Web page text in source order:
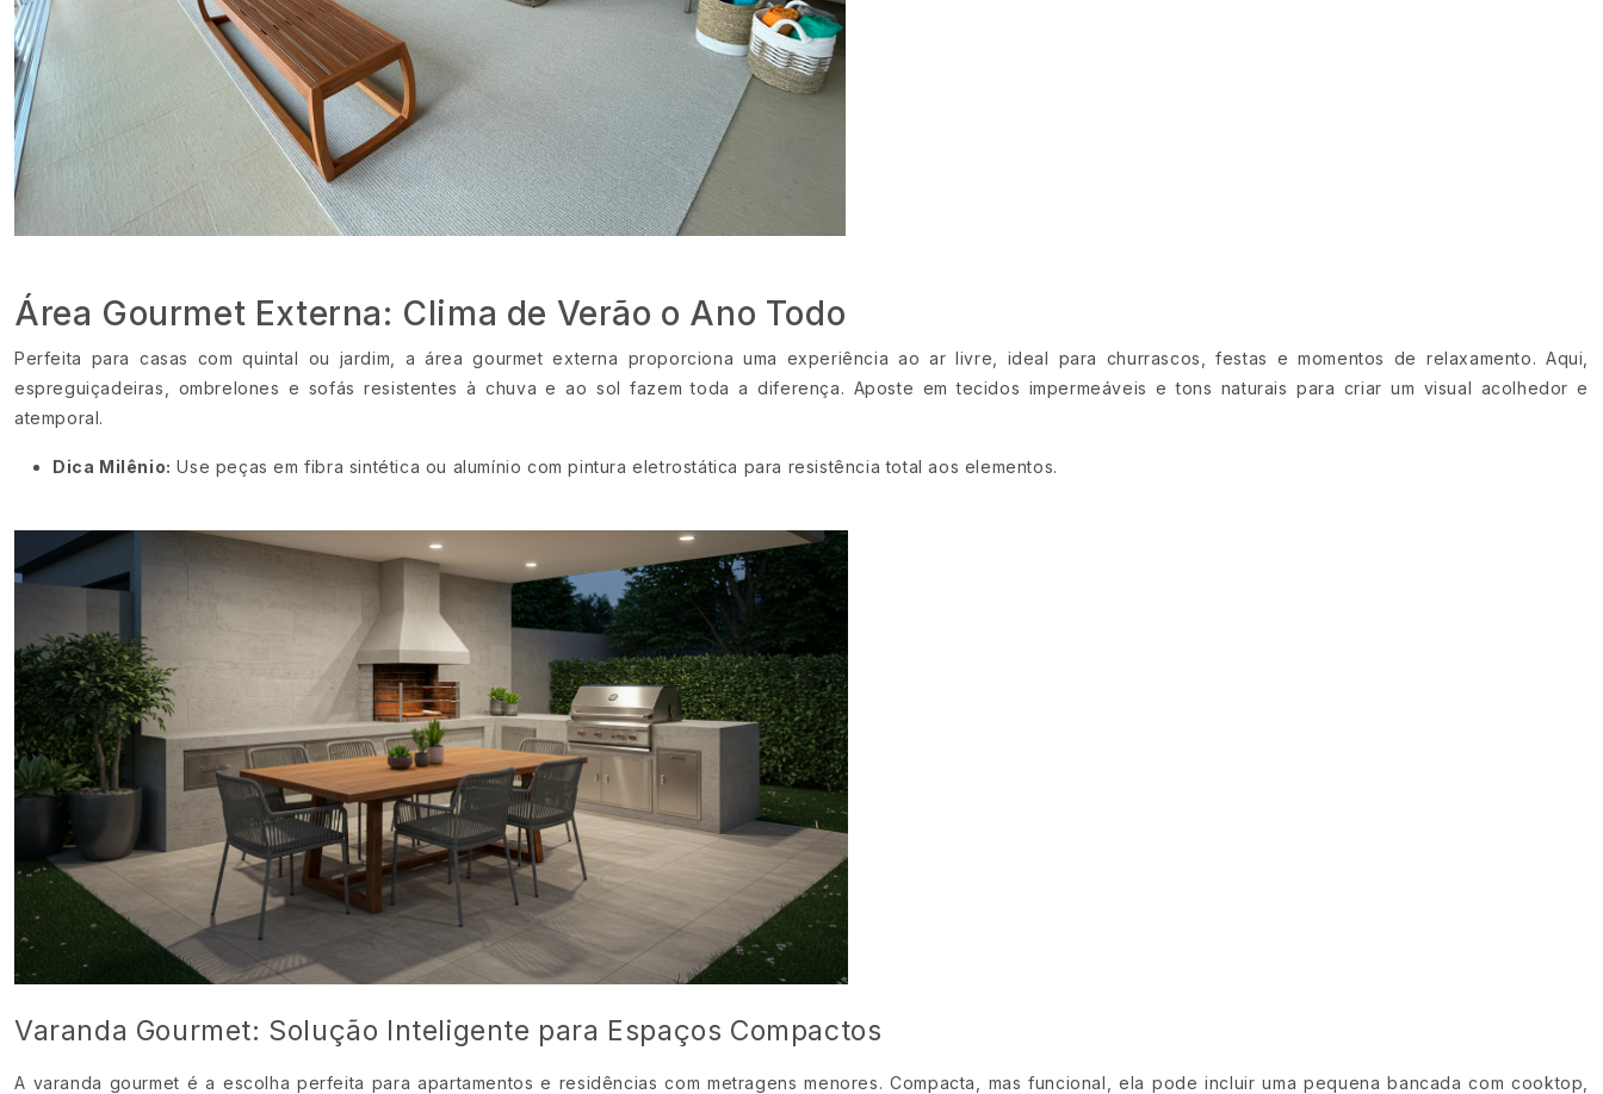
Área Gourmet Externa: Clima de Verão o Ano Todo
Perfeita para casas com quintal ou jardim, a área gourmet externa proporciona uma experiência ao ar livre, ideal para churrascos, festas e momentos de relaxamento. Aqui,
espreguiçadeiras, ombrelones e sofás resistentes à chuva e ao sol fazem toda a diferença. Aposte em tecidos impermeáveis e tons naturais para criar um visual acolhedor e
atemporal.
Dica Milênio: Use peças em fibra sintética ou alumínio com pintura eletrostática para resistência total aos elementos.
Varanda Gourmet: Solução Inteligente para Espaços Compactos
A varanda gourmet é a escolha perfeita para apartamentos e residências com metragens menores. Compacta, mas funcional, ela pode incluir uma pequena bancada com cooktop,